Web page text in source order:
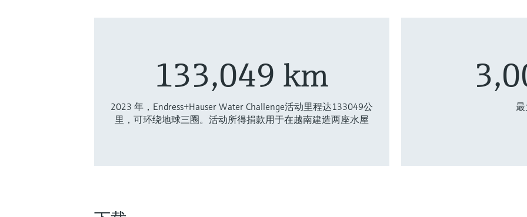
133,049 km
2023 年，Endress+Hauser Water Challenge活动里程达133049公
里，可环绕地球三圈。活动所得捐款用于在越南建造两座水屋